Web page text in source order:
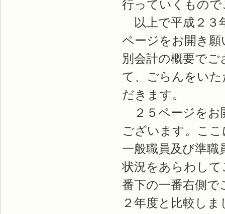
行っていくもの
以上で平成２３
ページをお開き
別会計の概要で
て、ごらんをい
だきます。
２５ページをお
ございます。こ
一般職員及び準職
状況をあらわし
番下の一番右側
２年度と比較し